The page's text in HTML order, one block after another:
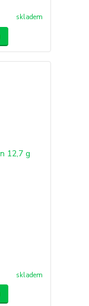
skladem
skladem